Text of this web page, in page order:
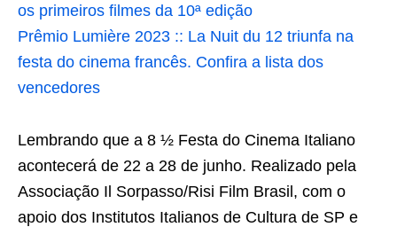
os primeiros filmes da 10ª edição
Prêmio Lumière 2023 :: La Nuit du 12 triunfa na
festa do cinema francês. Confira a lista dos
vencedores
Lembrando que a 8 ½ Festa do Cinema Italiano
acontecerá de 22 a 28 de junho. Realizado pela
Associação Il Sorpasso/Risi Film Brasil, com o
apoio dos Institutos Italianos de Cultura de SP e